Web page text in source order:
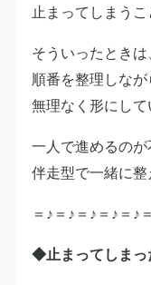
止まってしまうこ
そういったときは
順番を整理しなが
無理なく形にして
一人で進めるのが
伴走型で一緒に整
＝♪＝♪＝♪＝♪＝♪＝
◆止まってしまっ